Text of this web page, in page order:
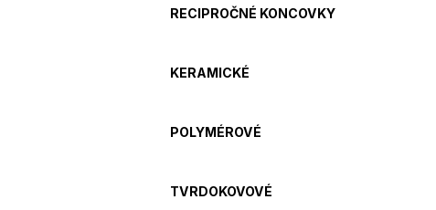
RECIPROČNÉ KONCOVKY
KERAMICKÉ
POLYMÉROVÉ
TVRDOKOVOVÉ